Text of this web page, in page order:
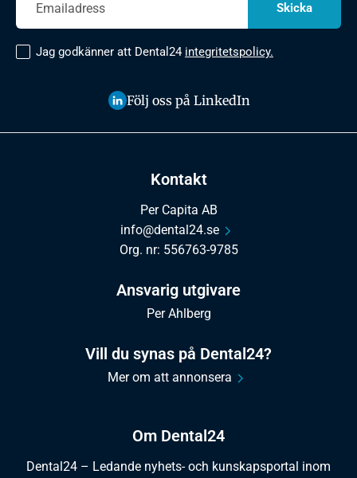
Om Dental24
Dental24 – Ledande nyhets- och kunskapsportal inom
Kontakt
Per Capita AB
info@dental24.se
Org. nr: 556763-9785
Ansvarig utgivare
Per Ahlberg
Vill du synas på Dental24?
Mer om att annonsera
Jag godkänner att Dental24 integritetspolicy.
Följ oss på LinkedIn